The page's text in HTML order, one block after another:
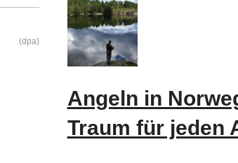
(dpa)
Angeln in
Traum für jeden